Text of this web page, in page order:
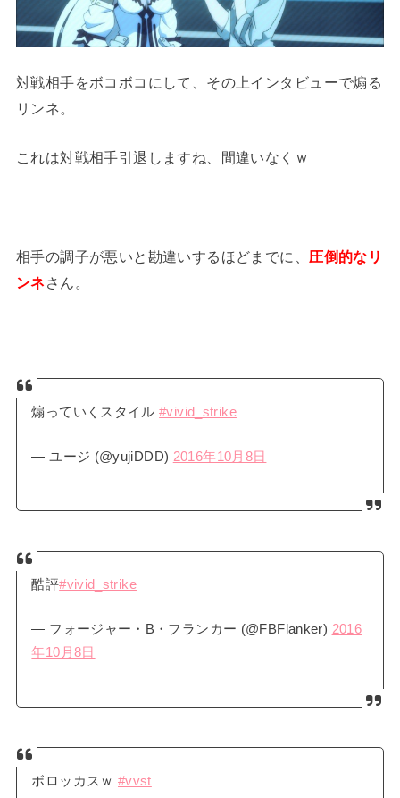
対戦相手をボコボコにして、その上インタビューで煽る
リンネ。
これは対戦相手引退しますね、間違いなくｗ
相手の調子が悪いと勘違いするほどまでに、 圧倒的なリ
ンネ さん。
煽っていくスタイル#vivid_strike
— ユージ (@yujiDDD) 2016年10月8日
酷評#vivid_strike
— フォージャー・B・フランカー (@FBFlanker) 2016
年10月8日
ボロッカスｗ #vvst